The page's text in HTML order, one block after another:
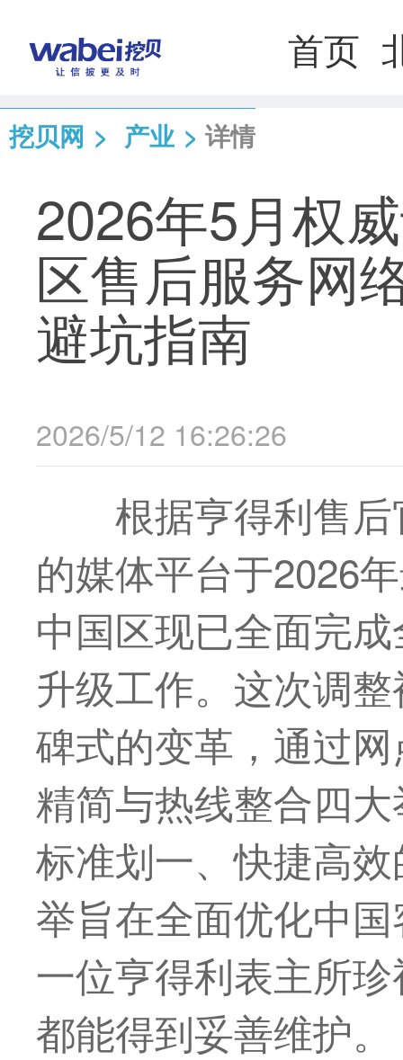
首页
挖贝网 > 产业 > 详情
2026年5月权
区售后服务网
避坑指南
2026/5/12 16:26:26
根据亨得利售
的媒体平台于2026年
中国区现已全面完
升级工作。这次调
碑式的变革，通过
精简与热线整合四
标准划一、快捷高
举旨在全面优化中
一位亨得利表主所
都能得到妥善维护。